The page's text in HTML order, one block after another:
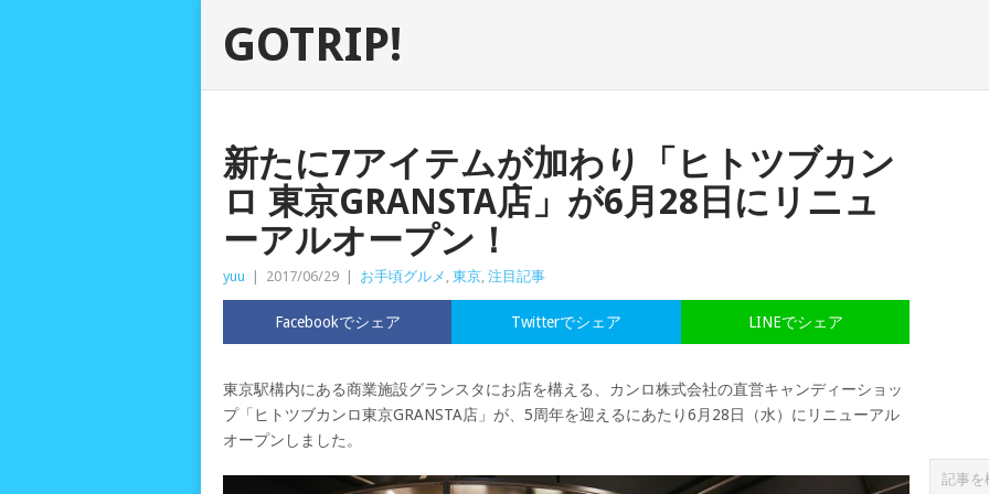
GOTRIP!
新たに7アイテムが加わり「ヒトツブカン
ロ 東京GRANSTA店」が6月28日にリニュ
ーアルオープン！
yuu 2017/06/29 お手頃グルメ , 東京, 注目記事
Facebookでシェア LINEでシェア
Twitterでシェア
東京駅構内にある商業施設グランスタにお店を構える、カンロ株式会社の直営キャンディーショッ
プ「ヒトツブカンロ東京GRANSTA店」が、5周年を迎えるにあたり6月28日（水）にリニューアル
オープンしました。